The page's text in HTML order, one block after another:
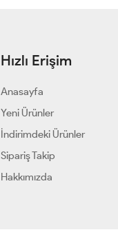
Hızlı Erişim
Anasayfa
Yeni Ürünler
İndirimdeki Ürünler
Sipariş Takip
Hakkımızda